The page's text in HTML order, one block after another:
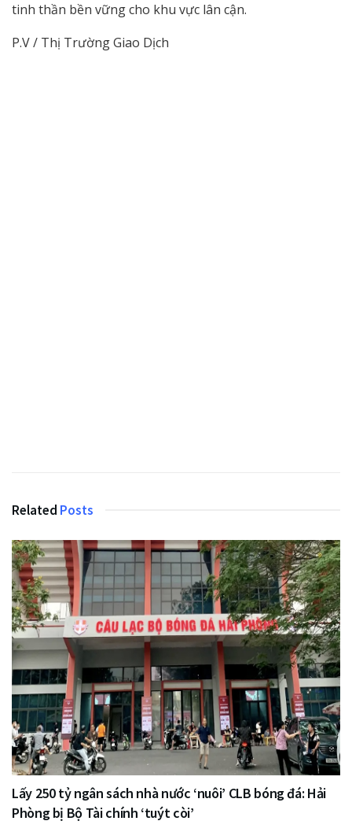
tinh thần bền vững cho khu vực lân cận.
P.V / Thị Trường Giao Dịch
Related Posts
Lấy 250 tỷ ngân sách nhà nước ‘nuôi’ CLB bóng đá: Hải
Phòng bị Bộ Tài chính ‘tuýt còi’